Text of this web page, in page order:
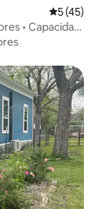
5 (45)
• Capacidad